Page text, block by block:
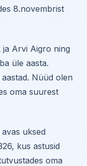
8.novembrist
ja Arvi Aigro ning
üle aasta.
aastad. Nüüd olen
oma suurest
uksed
kus astusid
oma